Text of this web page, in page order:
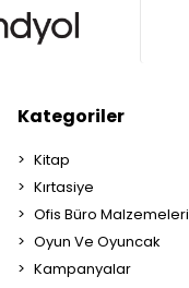
Kategoriler
Kitap
Kırtasiye
Ofis Büro Malzemeleri
Oyun Ve Oyuncak
Kampanyalar